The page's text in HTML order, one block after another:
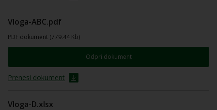
Vloga-ABC.pdf
PDF dokument (779.44 Kb)
Odpri dokument
Prenesi dokument
Vloga-D.xlsx